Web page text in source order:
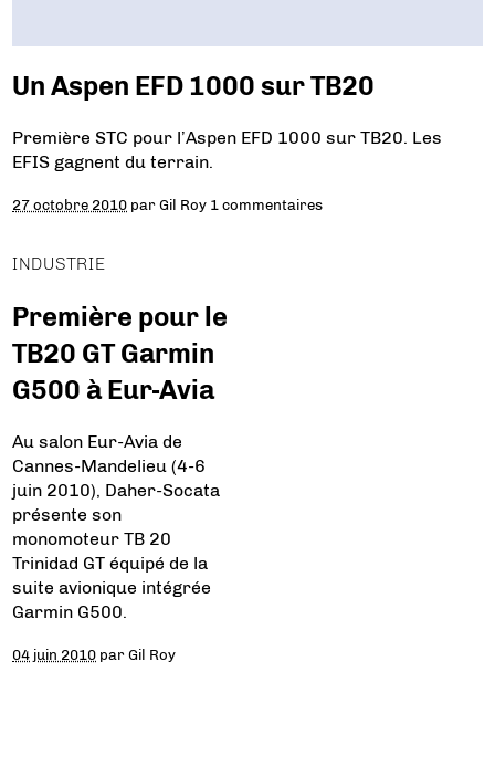
Un Aspen EFD 1000 sur TB20
Première STC pour l’Aspen EFD 1000 sur TB20. Les
EFIS gagnent du terrain.
27 octobre 2010 parGil Roy 1 commentaires
INDUSTRIE
Première pour le
TB20 GT Garmin
G500 à Eur-Avia
Au salon Eur-Avia de
Cannes-Mandelieu (4-6
juin 2010), Daher-Socata
présente son
monomoteur TB 20
Trinidad GT équipé de la
suite avionique intégrée
Garmin G500.
04 juin 2010 parGil Roy